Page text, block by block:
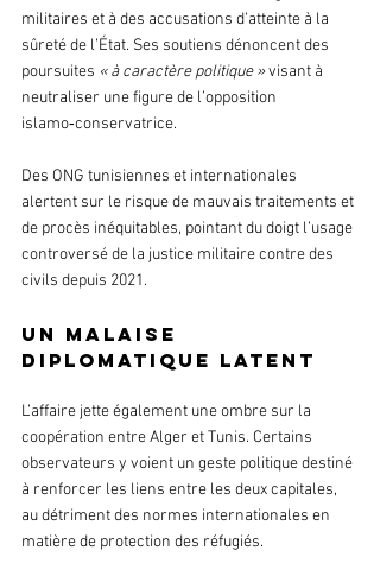
militaires et à des accusations d’atteinte à la
sûreté de l’État. Ses soutiens dénoncent des
poursuites « à caractère politique » visant à
neutraliser une figure de l’opposition
islamo‑conservatrice.
Des ONG tunisiennes et internationales
alertent sur le risque de mauvais traitements et
de procès inéquitables, pointant du doigt l’usage
controversé de la justice militaire contre des
civils depuis 2021.
Un malaise
diplomatique latent
L’affaire jette également une ombre sur la
coopération entre Alger et Tunis. Certains
observateurs y voient un geste politique destiné
à renforcer les liens entre les deux capitales,
au détriment des normes internationales en
matière de protection des réfugiés.